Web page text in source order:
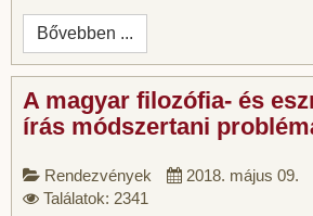
Bővebben ...
A magyar filozófia- és
írás módszertani
Rendezvények
2018. május 09.
Találatok: 2341